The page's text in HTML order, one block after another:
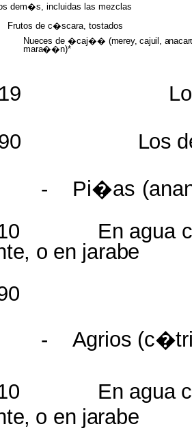
dem�s, incluidas las mezclas
Frutos dec�scara, tostados
Nueces de �caj�� (merey,cajuil ,
mara��n)*
Los
- Pi�as (
En agua
, o en jarabe
- Agrios (
En agua
, o en jarabe